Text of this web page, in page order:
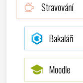
Stravování
Bakaláři
Moodle